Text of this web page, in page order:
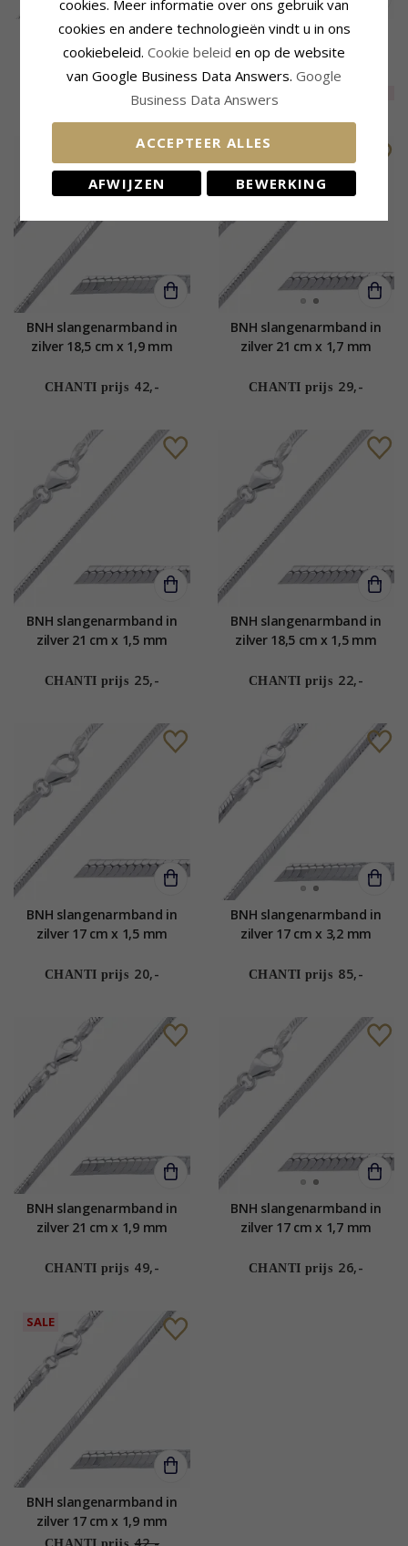
BNH slangenarmband in
zilver 18,5 cm x 2,4 mm
57,-
BNH slangenarmband in
zilver 18,5 cm x 1,7 mm
CHANTI prijs 26,-
BNH slangenarmband in
zilver 18,5 cm x 1,9 mm
CHANTI prijs 42,-
BNH slangenarmband in
zilver 21 cm x 1,7 mm
CHANTI prijs 29,-
BNH slangenarmband in
zilver 21 cm x 1,5 mm
CHANTI prijs 25,-
BNH slangenarmband in
zilver 18,5 cm x 1,5 mm
CHANTI prijs 22,-
BNH slangenarmband in
zilver 17 cm x 1,5 mm
CHANTI prijs 20,-
BNH slangenarmband in
zilver 17 cm x 3,2 mm
CHANTI prijs 85,-
BNH slangenarmband in
zilver 21 cm x 1,9 mm
CHANTI prijs 49,-
BNH slangenarmband in
zilver 17 cm x 1,7 mm
CHANTI prijs 26,-
SALE
BNH slangenarmband in
zilver 17 cm x 1,9 mm
42,-
cookies. Meer informatie over ons gebruik van
cookies en andere technologieën vindt u in ons
cookiebeleid. Cookie beleid en op de website
van Google Business Data Answers. Google
Business Data Answers
ACCEPTEER ALLES
AFWIJZEN BEWERKING